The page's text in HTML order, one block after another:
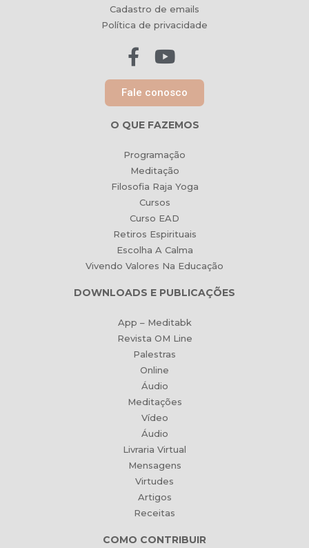
Cadastro de emails
Política de privacidade
Fale conosco
O QUE FAZEMOS
Programação
Meditação
Filosofia Raja Yoga
Cursos
Curso EAD
Retiros Espirituais
Escolha A Calma
Vivendo Valores Na Educação
DOWNLOADS E PUBLICAÇÕES
App – Meditabk
Revista OM Line
Palestras
Online
Áudio
Meditações
Vídeo
Áudio
Livraria Virtual
Mensagens
Virtudes
Artigos
Receitas
COMO CONTRIBUIR